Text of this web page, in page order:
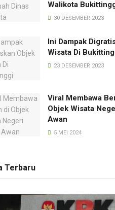
Walikota
30 DESEMBER 2023
Ini Dampak
Wisata Di
23 DESEMBER 2023
Viral Membawa
Objek Wisata
Awan
5 MEI 2024
Terbaru